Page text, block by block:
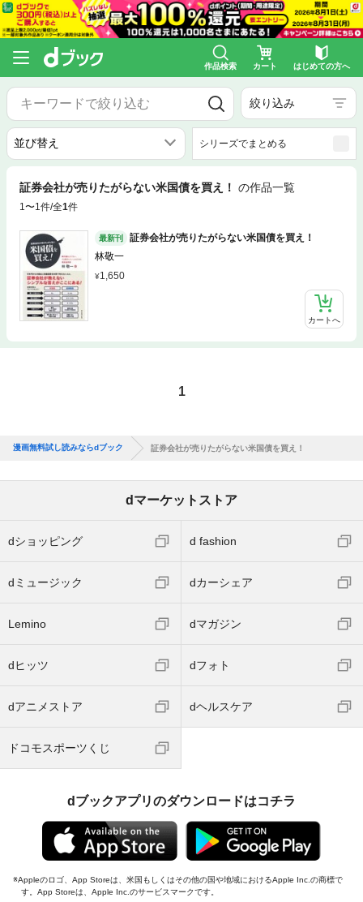
作品検索 カート はじめての方へ
絞り込み
シリーズでまとめる
証券会社が売りたがらない米国債を買え！ の作品一覧
1〜1件/全1件
最新刊
証券会社が売りたがらない米国債を買え！
林敬一
1,650
カートへ
1
漫画無料試し読みならdブック 証券会社が売りたがらない米国債を買え！
dマーケットストア
dショッピング d fashion
dミュージック dカーシェア
Lemino dマガジン
dヒッツ dフォト
dアニメストア dヘルスケア
ドコモスポーツくじ
dブックアプリのダウンロードはコチラ
Appleのロゴ、App Storeは、米国もしくはその他の国や地域におけるApple Inc.の商標で
す。App Storeは、Apple Inc.のサービスマークです。